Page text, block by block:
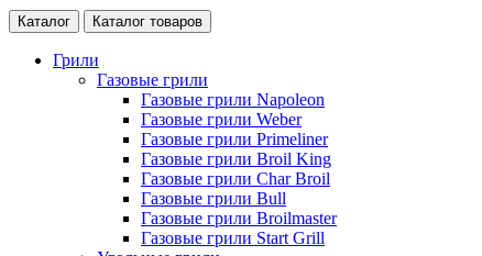
Каталог Каталог товаров
Грили
Газовые грили
Газовые грили Napoleon
Газовые грили Weber
Газовые грили Primeliner
Газовые грили Broil King
Газовые грили Char Broil
Газовые грили Bull
Газовые грили Broilmaster
Газовые грили Start Grill